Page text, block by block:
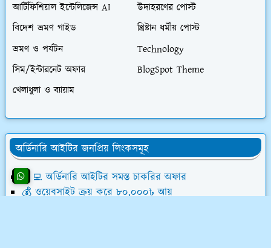
আর্টিফিশিয়াল ইন্টেলিজেন্স AI
উদাহরণের পোস্ট
বিদেশ ভ্রমণ গাইড
খ্রিষ্টান ধর্মীয় পোস্ট
ভ্রমণ ও পর্যটন
Technology
সিম/ইন্টারনেট অফার
BlogSpot Theme
খেলাধুলা ও ব্যায়াম
অর্ডিনারি আইটির জনপ্রিয় লিংকসমূহ
👨‍💻 অর্ডিনারি আইটির সমস্ত চাকরির অফার
💰 ওয়েবসাইট ক্রয় করে ৮০,০০০৳ আয়